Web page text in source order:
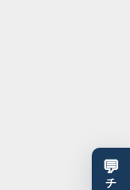
💬
チ